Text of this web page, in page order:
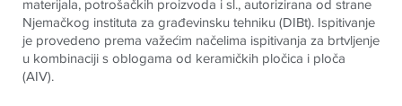
materijala, potrošačkih proizvoda i sl., autorizirana od strane
Njemačkog instituta za građevinsku tehniku (DIBt). Ispitivanje
je provedeno prema važećim načelima ispitivanja za brtvljenje
u kombinaciji s oblogama od keramičkih pločica i ploča
(AIV).